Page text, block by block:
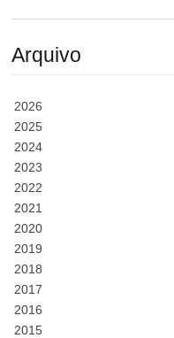
Arquivo
2026
2025
2024
2023
2022
2021
2020
2019
2018
2017
2016
2015